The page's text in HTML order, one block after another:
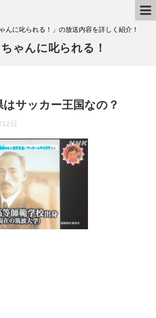
んに叱られる！」の放送内容を詳しく紹介！
ゃんに叱られる！
サッカー王国なの？
日